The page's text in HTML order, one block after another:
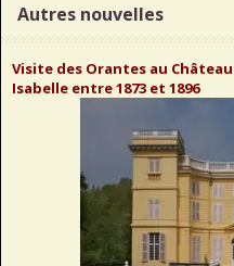
Autres nouvelles
Visite des Orantes au
Isabelle entre 1873 et 1896